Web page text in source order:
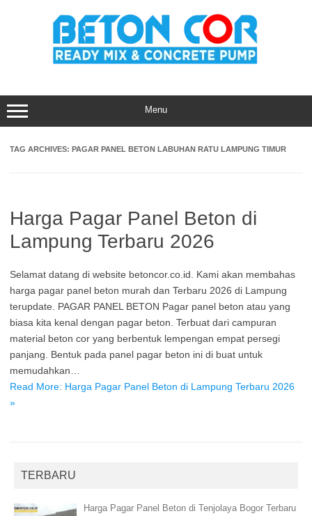
Menu
TAG ARCHIVES: PAGAR PANEL BETON LABUHAN RATU LAMPUNG TIMUR
Harga Pagar Panel Beton di
Lampung Terbaru 2026
Selamat datang di website betoncor.co.id. Kami akan membahas
harga pagar panel beton murah dan Terbaru 2026 di Lampung
terupdate. PAGAR PANEL BETON Pagar panel beton atau yang
biasa kita kenal dengan pagar beton. Terbuat dari campuran
material beton cor yang berbentuk lempengan empat persegi
panjang. Bentuk pada panel pagar beton ini di buat untuk
memudahkan…
Read More: Harga Pagar Panel Beton di Lampung Terbaru 2026
»
TERBARU
Harga Pagar Panel Beton di Tenjolaya Bogor Terbaru